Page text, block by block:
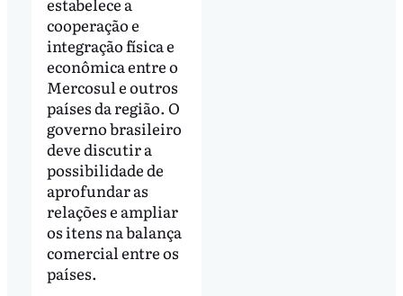
cooperação e
integração física e
econômica entre o
Mercosul e outros
países da região. O
governo brasileiro
deve discutir a
possibilidade de
aprofundar as
relações e ampliar
os itens na balança
comercial entre os
países.